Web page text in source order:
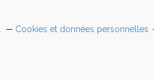
Cookies et données personnelles